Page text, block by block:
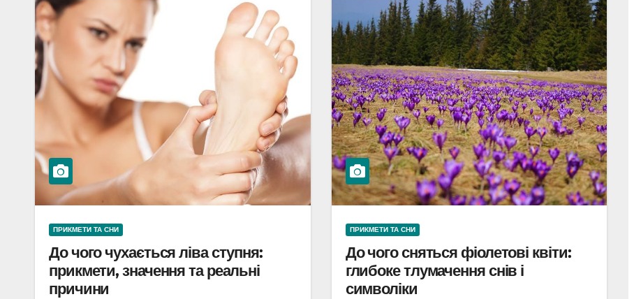
ПРИКМЕТИ ТА СНИ
До чого чухається ліва ступня:
прикмети, значення та реальні
причини
ПРИКМЕТИ ТА СНИ
До чого сняться фіолетові квіти:
глибоке тлумачення снів і
символіки